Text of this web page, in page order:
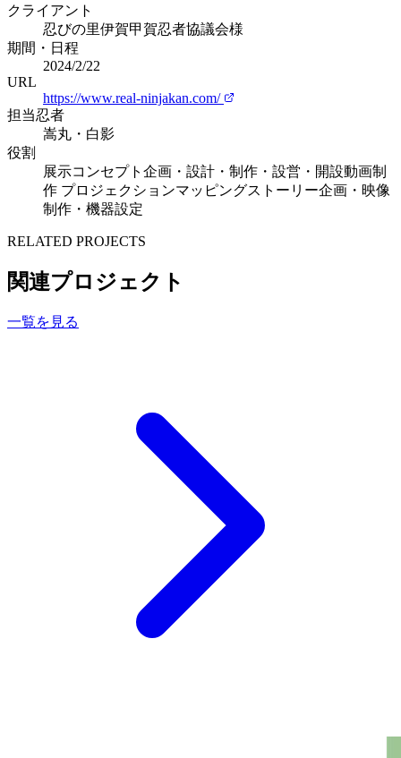
クライアント
忍びの里伊賀甲賀忍者協議会様
期間・日程
2024/2/22
URL
https://www.real-ninjakan.com/
担当忍者
嵩丸・白影
役割
展示コンセプト企画・設計・制作・設営・開設動画制
作 プロジェクションマッピングストーリー企画・映像
制作・機器設定
RELATED PROJECTS
関連プロジェクト
一覧を見る